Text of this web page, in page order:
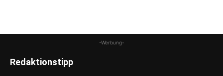
-Werbung-
Redaktionstipp